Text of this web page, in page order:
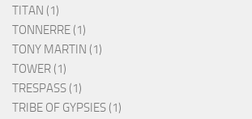
TITAN (1)
TONNERRE (1)
TONY MARTIN (1)
TOWER (1)
TRESPASS (1)
TRIBE OF GYPSIES (1)